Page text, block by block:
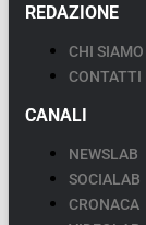
REDAZIONE
CHI SIAMO
CONTATTI
CANALI
NEWSLAB
SOCIALAB
CRONACA